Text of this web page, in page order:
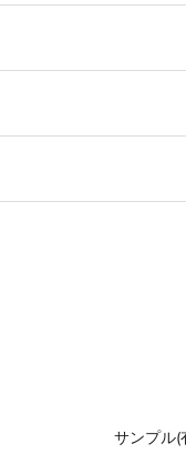
サンプル(